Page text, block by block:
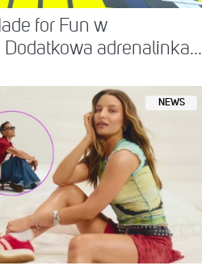
for Fun w
adrenalinka...
NEWS